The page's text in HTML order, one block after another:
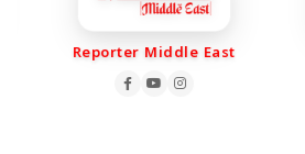
Reporter Middle East